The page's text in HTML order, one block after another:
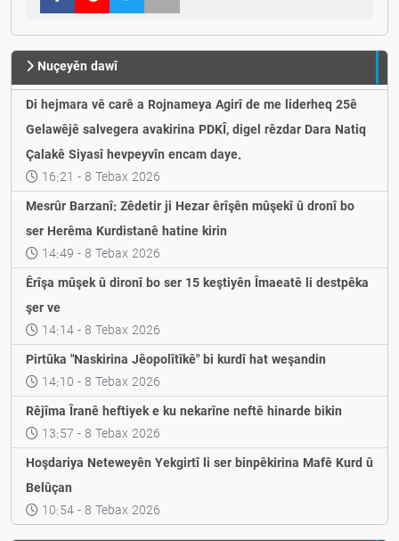
Nuçeyěn dawî
Di hejmara vê carê a Rojnameya Agirî de me liderheq 25ê
Gelawêjê salvegera avakirina PDKÎ, digel rêzdar Dara Natiq
Çalakê Siyasî hevpeyvîn encam daye.
16:21 - 8 Tebax 2026
Mesrûr Barzanî: Zêdetir ji Hezar êrîşên mûşekî û dronî bo
ser Herêma Kurdistanê hatine kirin
14:49 - 8 Tebax 2026
Êrîşa mûşek û dironî bo ser 15 keştiyên Îmaeatê li destpêka
şer ve
14:14 - 8 Tebax 2026
Pirtûka "Naskirina Jêopolîtîkê" bi kurdî hat weşandin
14:10 - 8 Tebax 2026
Rêjîma Îranê heftiyek e ku nekarîne neftê hinarde bikin
13:57 - 8 Tebax 2026
Hoşdariya Neteweyên Yekgirtî li ser binpêkirina Mafê Kurd û
Belûçan
10:54 - 8 Tebax 2026